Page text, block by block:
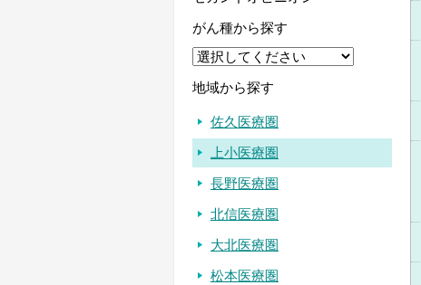
がん種から探す
地域から探す
佐久医療圏
上小医療圏
長野医療圏
北信医療圏
大北医療圏
松本医療圏